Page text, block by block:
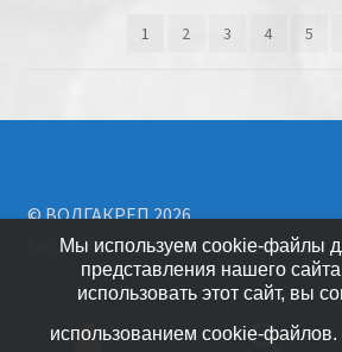
1 2 3 4 5
© ВОЛГАКРЕП 2026
Создано с помощью WooCommerce
Мы используем cookie-файлы
представления нашего
использовать этот сайт, вы
использованием cookie-файлов.